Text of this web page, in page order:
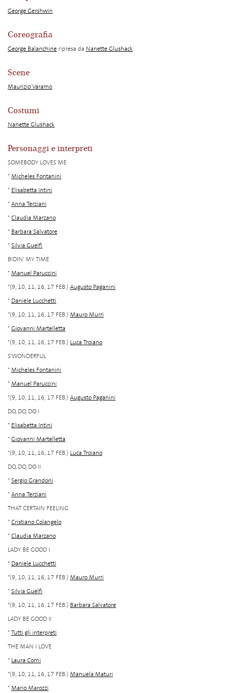
George Gershwin
Coreografia
George Balanchine ripresa da Nanette Glushack
Scene
Maurizio Varamo
Costumi
Nanette Glushack
Personaggi e interpreti
SOMEBODY LOVES ME
*Micheles Fontanini
* Elisabetta Intini
*Anna Terziani
*Claudia Marzano
* Barbara Salvatore
*Silvia Guelfi
BIDIN' MY TIME
*Manuel Paruccini
*(9, 10, 11, 16, 17 FEB.) Augusto Paganini
* Daniele Lucchetti
*(9, 10, 11, 16, 17 FEB.) Mauro Murri
*Giovanni Martelletta
*(9, 10, 11, 16, 17 FEB.) Luca Troiano
S'WONDERFUL
*Micheles Fontanini
*Manuel Paruccini
*(9, 10, 11, 16, 17 FEB.) Augusto Paganini
DO, DO, DO I
* Elisabetta Intini
*Giovanni Martelletta
*(9, 10, 11, 16, 17 FEB.) Luca Troiano
DO, DO, DO II
*Sergio Grandoni
*Anna Terziani
THAT CERTAIN FEELING
*Cristiano Colangelo
*Claudia Marzano
LADY BE GOOD I
* Daniele Lucchetti
*(9, 10, 11, 16, 17 FEB.) Mauro Murri
*Silvia Guelfi
*(9, 10, 11, 16, 17 FEB.) Barbara Salvatore
LADY BE GOOD II
*Tutti gli interpreti
THE MAN I LOVE
* Laura Comi
*(9, 10, 11, 16, 17 FEB.) Manuela Maturi
*Mario Marozzi